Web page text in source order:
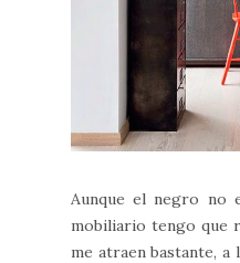
Aunque el negro no
mobiliario tengo que
me atraen bastante, a